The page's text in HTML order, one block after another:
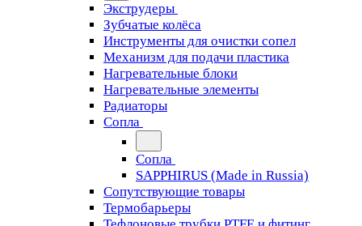
Экструдеры
Зубчатые колёса
Инструменты для очистки сопел
Механизм для подачи пластика
Нагревательные блоки
Нагревательные элементы
Радиаторы
Сопла
Сопла
SAPPHIRUS (Made in Russia)
Сопутствующие товары
Термобарьеры